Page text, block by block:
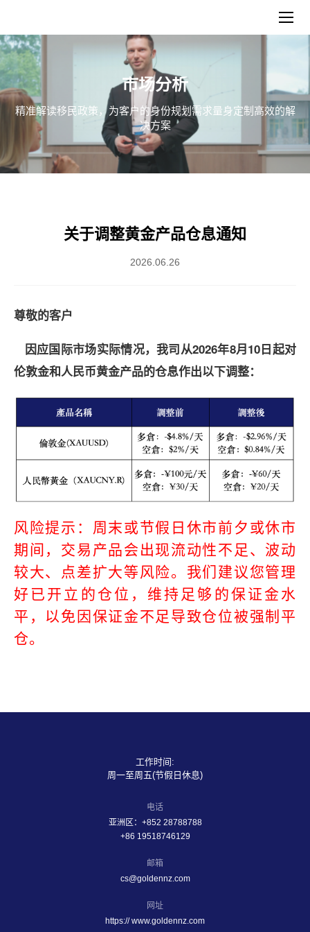
市场分析
精准解读移民政策，为客户的身份规划需求量身定制高效的解
决方案
关于调整黄金产品仓息通知
2026.06.26
尊敬的客户
因应国际市场实际情况，我司从2026年8月 10 日起对
伦敦金和人民币黄金产品的仓息作出以下调整：
风险提示：周末或节假日休市前夕或休市
期间，交易产品会出现流动性不足、波动
较大、
点差扩大等风险。我们建议您管理
好已开立的仓位，维持足够的保证金水
平，以免因保证金不足导致仓位被强制平
仓。
工作时间:
周一至周五(节假日休息)
电话
亚洲区：+852 28788788
+86 19518746129
邮箱
cs@goldennz.com
网址
https:// www.goldennz.com